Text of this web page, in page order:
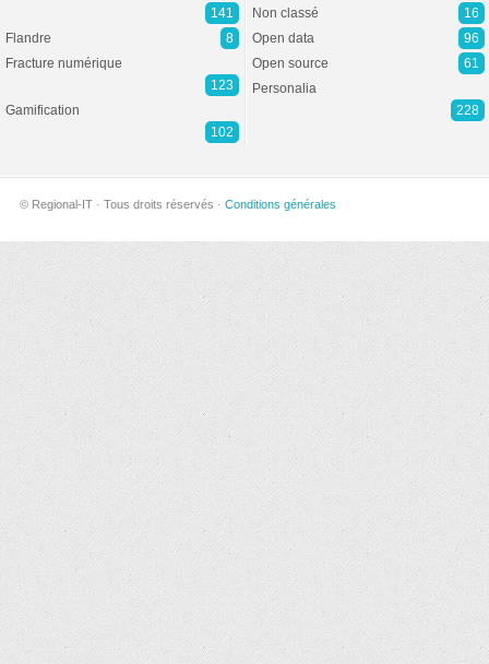
141
Flandre
8
Fracture numérique
123
Gamification
102
Non classé
16
Open data
96
Open source
61
Personalia
228
© Regional-IT · Tous droits réservés · Conditions générales